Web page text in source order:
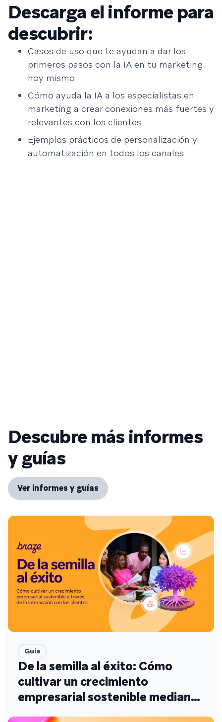
Descarga el informe para
descubrir:
Casos de uso que te ayudan a dar los
primeros pasos con la IA en tu marketing
hoy mismo
Cómo ayuda la IA a los especialistas en
marketing a crear conexiones más fuertes y
relevantes con los clientes
Ejemplos prácticos de personalización y
automatización en todos los canales
Descubre más informes
y guías
Ver informes y guías
Guía
De la semilla al éxito: Cómo
cultivar un crecimiento
empresarial sostenible mediante